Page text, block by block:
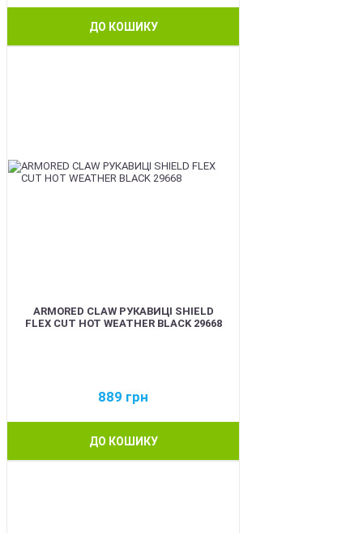
ДО КОШИКУ
ARMORED CLAW РУКАВИЦІ SHIELD
FLEX CUT HOT WEATHER BLACK 29668
889 грн
ДО КОШИКУ